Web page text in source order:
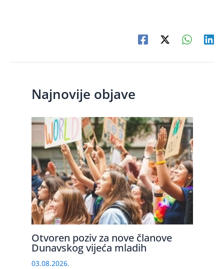
Najnovije objave
Otvoren poziv za nove članove
Dunavskog vijeća mladih
03.08.2026.